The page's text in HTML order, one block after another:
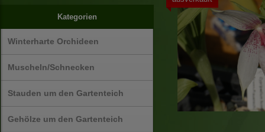
Kategorien
Winterharte Orchideen
Muscheln/Schnecken
Stauden um den Gartenteich
Gehölze um den Gartenteich